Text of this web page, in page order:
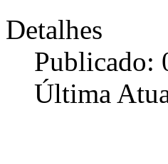
Detalhes
Publicado:
Última